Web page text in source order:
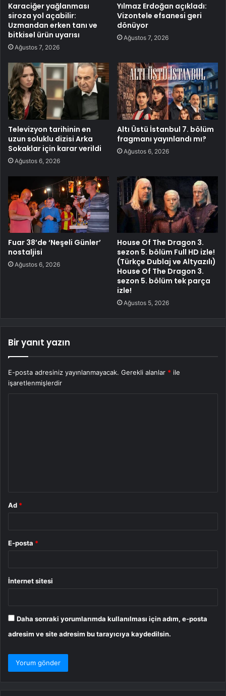
Karaciğer yağlanması
siroza yol açabilir:
Uzmandan erken tanı ve
bitkisel ürün uyarısı
Ağustos 7, 2026
Yılmaz Erdoğan açıkladı:
Vizontele efsanesi geri
dönüyor
Ağustos 7, 2026
Televizyon tarihinin en
uzun soluklu dizisi Arka
Sokaklar için karar verildi
Ağustos 6, 2026
Altı Üstü İstanbul 7. bölüm
fragmanı yayınlandı mı?
Ağustos 6, 2026
Fuar 38’de ‘Neşeli Günler’
nostaljisi
Ağustos 6, 2026
House Of The Dragon 3.
sezon 5. bölüm Full HD izle!
(Türkçe Dublaj ve Altyazılı)
House Of The Dragon 3.
sezon 5. bölüm tek parça
izle!
Ağustos 5, 2026
Bir yanıt yazın
E-posta adresiniz yayınlanmayacak. Gerekli alanlar * ile
işaretlenmişlerdir
Ad *
E-posta *
İnternet sitesi
Daha sonraki yorumlarımda kullanılması için adım, e-posta
adresim ve site adresim bu tarayıcıya kaydedilsin.